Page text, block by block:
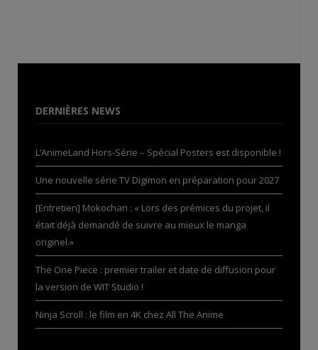
DERNIÈRES NEWS
L’AnimeLand Hors-Série – Spécial Posters est disponible !
Une nouvelle série TV Digimon en préparation pour 2027
[Entretien] Mokochan : « Lors des prémices du projet, il
était déjà demandé de suivre au mieux le manga
originel.»
The One Piece : premier trailer et date de diffusion pour
la version de WIT Studio !
Ninja Scroll : le film en 4K chez All The Anime